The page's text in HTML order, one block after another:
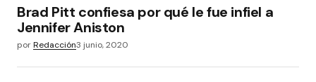
Brad Pitt confiesa por qué le fue infiel a
Jennifer Aniston
porRedacción3 junio, 2020